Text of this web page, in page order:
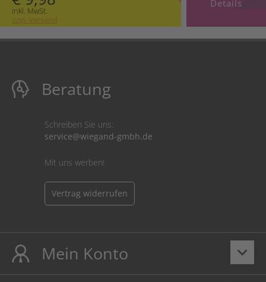
inkl. MwSt.
zzgl. Versand
Details
Beratung
Schreiben Sie uns:
service@wiegand-gmbh.de
Mit uns werben!
Vertrag widerrufen
keyboard_arrow_down
Mein Konto